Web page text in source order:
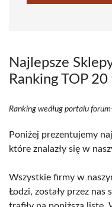
Najlepsze
Ranking TOP
Ranking według portalu
Poniżej prezentujemy
które znalazły się w
Wszystkie firmy w
Łodzi, zostały przez